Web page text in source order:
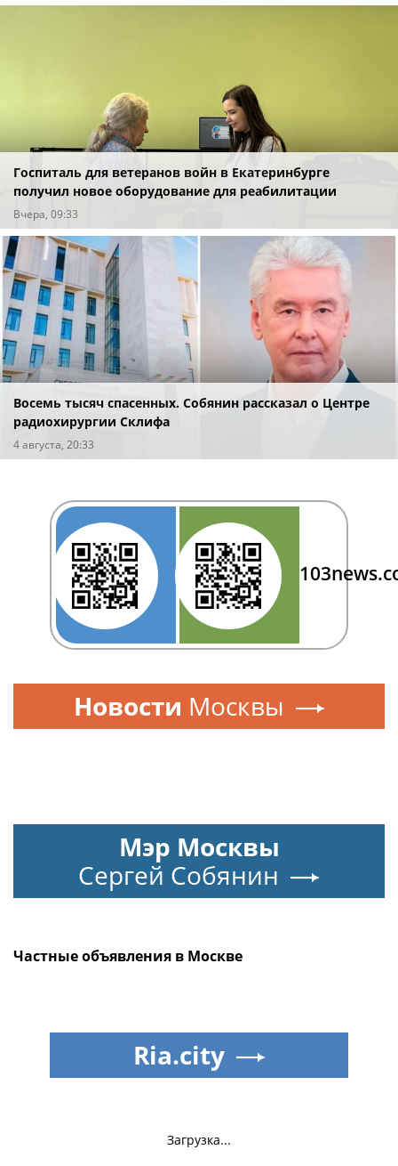
Госпиталь для ветеранов войн в Екатеринбурге
получил новое оборудование для реабилитации
Вчера, 09:33
Восемь тысяч спасенных. Собянин рассказал о Центре
радиохирургии Склифа
4 августа, 20:33
Новости Москвы
Мэр Москвы
Сергей Собянин
Частные объявления в Москве
Загрузка...
Ria.city